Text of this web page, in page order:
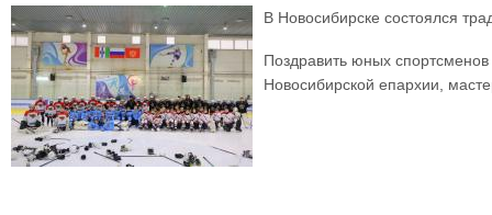
В Новосибирске состоялся
Поздравить юных
Новосибирской епархии,